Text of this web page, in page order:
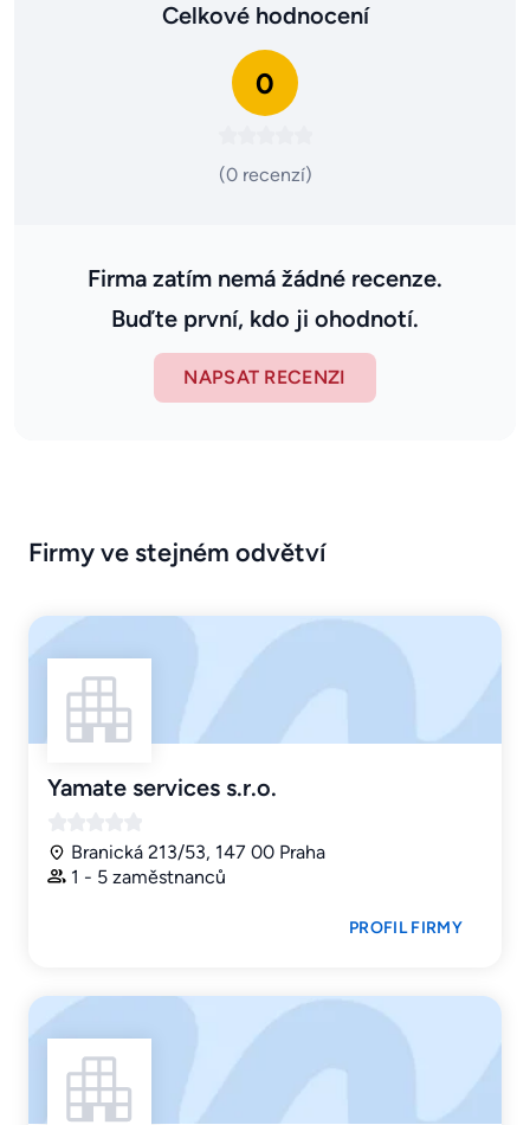
Celkové hodnocení
0
(0 recenzí)
Firma zatím nemá žádné recenze.
Buďte první, kdo ji ohodnotí.
NAPSAT RECENZI
Firmy ve stejném odvětví
Yamate services s.r.o.
Branická 213/53, 147 00 Praha
1 - 5 zaměstnanců
PROFIL FIRMY